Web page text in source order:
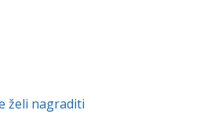
želi nagraditi